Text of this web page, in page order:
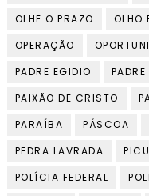
OLHE O PRAZO
OLHO
OPERAÇÃO
PADRE EGIDIO
PADRE
PAIXÃO DE CRISTO
PARAÍBA
PÁSCOA
PEDRA LAVRADA
POLÍCIA FEDERAL